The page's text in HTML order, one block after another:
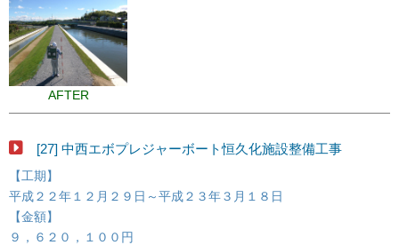
AFTER
[27] 中西エボプレジャーボート恒久化施設整備工事
【工期】
平成２２年１２月２９日～平成２３年３月１８日
【金額】
９，６２０，１００円